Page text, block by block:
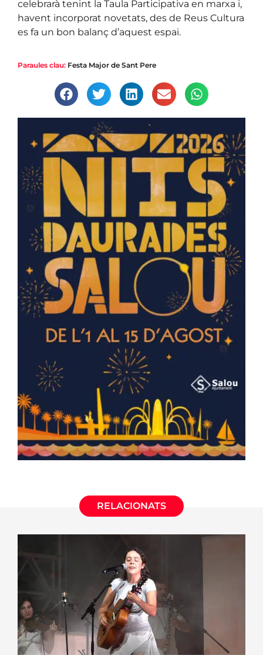
celebrarà tenint la Taula Participativa en marxa i,
havent incorporat novetats, des de Reus Cultura
es fa un bon balanç d’aquest espai.
Paraules clau: Festa Major de Sant Pere
RELACIONATS